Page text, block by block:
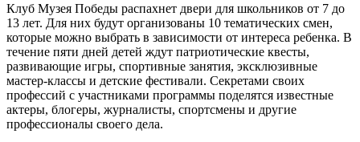
Клуб Музея Победы распахнет двери для школьников от 7 до
13 лет. Для них будут организованы 10 тематических смен,
которые можно выбрать в зависимости от интереса ребенка. В
течение пяти дней детей ждут патриотические квесты,
развивающие игры, спортивные занятия, эксклюзивные
мастер-классы и детские фестивали. Секретами своих
профессий с участниками программы поделятся известные
актеры, блогеры, журналисты, спортсмены и другие
профессионалы своего дела.